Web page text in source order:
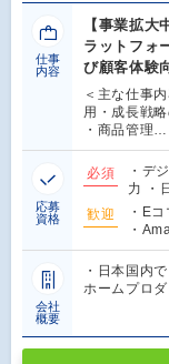
仕事
内容
【事業拡
ラットフォ
び顧客体験
＜主な仕事
用・成長戦
・商品管理…
応募
資格
必須
・デ
力 ・
歓迎
・E
・
会社
概要
・日本国内
ホームプロ